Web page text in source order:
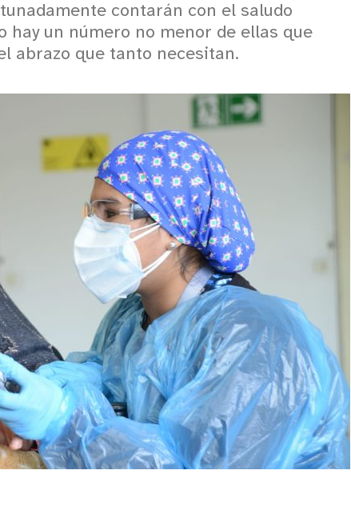
contarán con el saludo
hay un número no menor de ellas que
abrazo que tanto necesitan.